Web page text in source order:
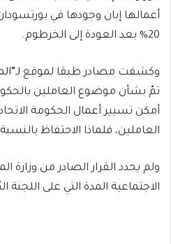
أعمالها إبان وجودها في
20% بعد العودة إلى الخرطوم.
وكشفت مصادر طبقا لموقع
تمّ بشأن موضوع العاملين
العاملين، فلماذا الاحتفاظ
ولم يحدد القرار الصادر من وزارة
الاجتماعية المدة التي على